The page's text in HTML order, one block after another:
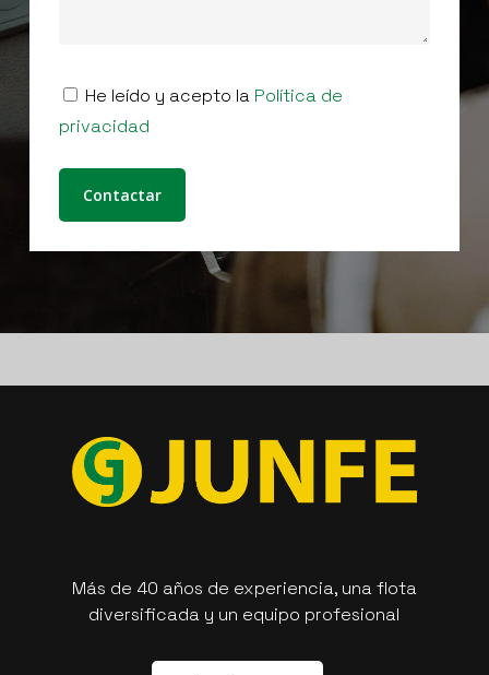
He leído y acepto la Política de
privacidad
Más de 40 años de experiencia, una flota
diversificada y un equipo profesional